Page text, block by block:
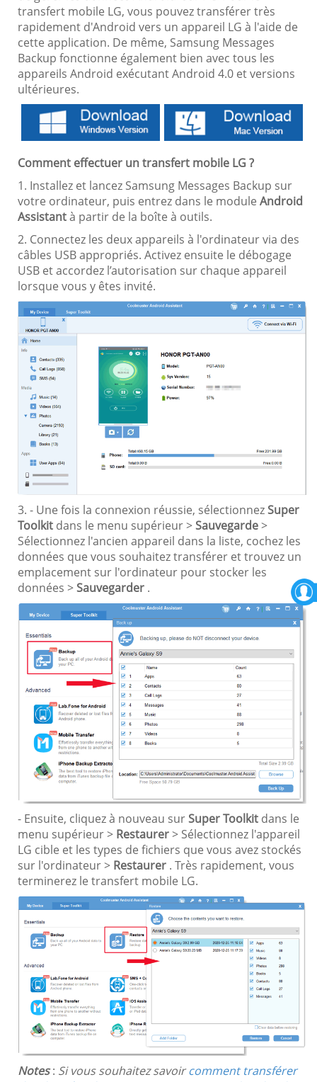
transfert mobile LG, vous pouvez transférer très
rapidement d'Android vers un appareil LG à l'aide de
cette application. De même, Samsung Messages
Backup fonctionne également bien avec tous les
appareils Android exécutant Android 4.0 et versions
ultérieures.
Comment effectuer un transfert mobile LG ?
1. Installez et lancez Samsung Messages Backup sur
votre ordinateur, puis entrez dans le module Android
Assistantà partir de la boîte à outils.
2. Connectez les deux appareils à l'ordinateur via des
câbles USB appropriés. Activez ensuite le débogage
USB et accordez l’autorisation sur chaque appareil
lorsque vous y êtes invité.
3. - Une fois la connexion réussie, sélectionnezSuper
Toolkit dans le menu supérieur >Sauvegarde>
Sélectionnez l'ancien appareil dans la liste, cochez les
données que vous souhaitez transférer et trouvez un
emplacement sur l'ordinateur pour stocker les
données >Sauvegarder .
- Ensuite, cliquez à nouveau surSuper Toolkit dans le
menu supérieur > Restaurer> Sélectionnez l'appareil
LG cible et les types de fichiers que vous avez stockés
sur l'ordinateur > Restaurer . Très rapidement, vous
terminerez le transfert mobile LG.
Notes: Si vous souhaitez savoircomment transférer